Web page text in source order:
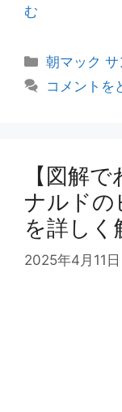
む
カ
朝マック サ
コメントを
【図解
ナルドの
を詳しく
2025年4月11日